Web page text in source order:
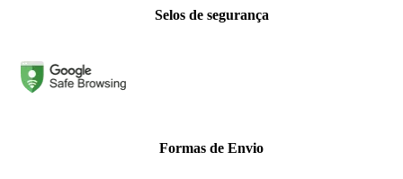
Selos de segurança
Formas de Envio